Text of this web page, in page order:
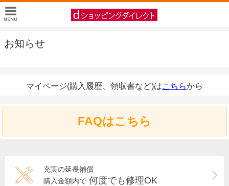
お知らせ
マイページ(購入履歴、領収書など)はこちらから
FAQはこちら
充実の延長補償
購入金額内で 何度でも修理OK